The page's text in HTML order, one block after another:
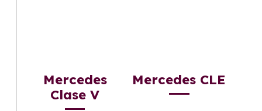
Mercedes
Clase V
Mercedes CLE